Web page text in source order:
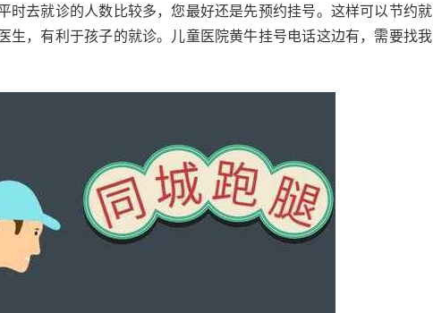
时去就诊的人数比较多，您最好还是先预约挂号。这样可以节约就
生，有利于孩子的就诊。儿童医院黄牛挂号电话这边有，需要找我